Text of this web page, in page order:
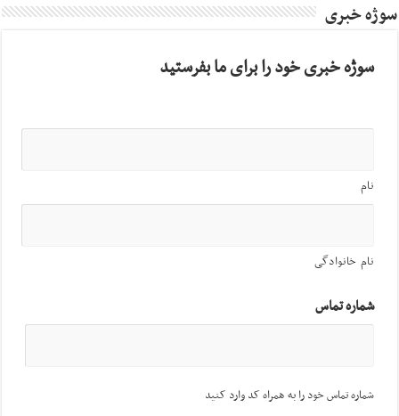
سوژه خبری
سوژه خبری خود را برای ما بفرستید
نام
نام خانوادگی
شماره تماس
شماره تماس خود را به همراه کد وارد کنید